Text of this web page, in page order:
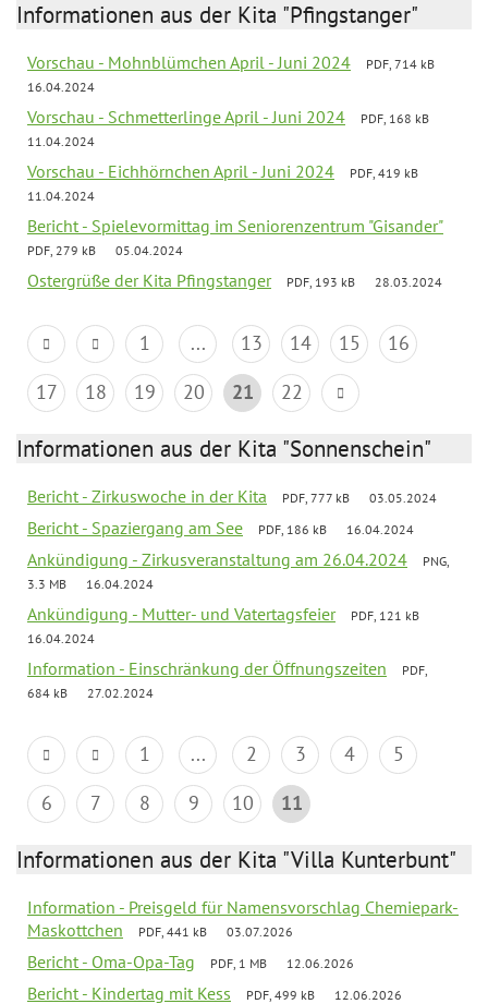
Informationen aus der Kita "Pfingstanger"
Vorschau - Mohnblümchen April - Juni 2024
PDF, 714 kB
16.04.2024
Vorschau - Schmetterlinge April - Juni 2024
PDF, 168 kB
11.04.2024
Vorschau - Eichhörnchen April - Juni 2024
PDF, 419 kB
11.04.2024
Bericht - Spielevormittag im Seniorenzentrum "Gisander"
PDF, 279 kB 05.04.2024
Ostergrüße der Kita Pfingstanger PDF, 193 kB 28.03.2024
1 ... 13 14 15
16
17
18 19 20 21 22
Informationen aus der Kita "Sonnenschein"
Bericht - Zirkuswoche in der Kita PDF, 777 kB 03.05.2024
Bericht - Spaziergang am See PDF, 186 kB 16.04.2024
Ankündigung - Zirkusveranstaltung am 26.04.2024
PNG,
3.3 MB
16.04.2024
Ankündigung - Mutter- und Vatertagsfeier
PDF, 121 kB
16.04.2024
Information - Einschränkung der Öffnungszeiten
PDF,
684 kB
27.02.2024
1 ... 2 3 4
5
6
7 8 9 10 11
Informationen aus der Kita "Villa Kunterbunt"
Information - Preisgeld für Namensvorschlag Chemiepark-
Maskottchen
PDF, 441 kB 03.07.2026
Bericht - Oma-Opa-Tag PDF, 1 MB 12.06.2026
Bericht - Kindertag mit Kess PDF, 499 kB 12.06.2026